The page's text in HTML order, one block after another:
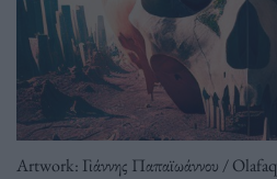
Artwork: Γιάννης Παπαϊωάννου / Olafaq